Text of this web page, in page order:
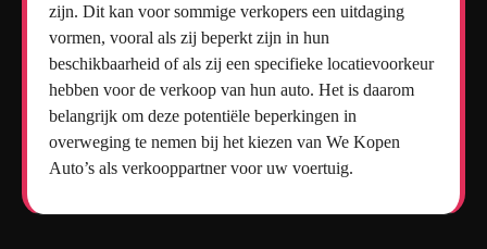
zijn. Dit kan voor sommige verkopers een uitdaging
vormen, vooral als zij beperkt zijn in hun
beschikbaarheid of als zij een specifieke locatievoorkeur
hebben voor de verkoop van hun auto. Het is daarom
belangrijk om deze potentiële beperkingen in
overweging te nemen bij het kiezen van We Kopen
Auto’s als verkooppartner voor uw voertuig.